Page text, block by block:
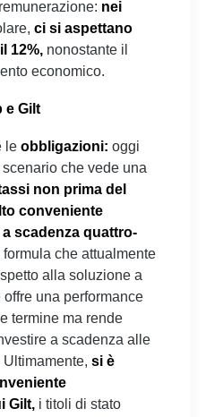
nei
ci si aspettano
12%, nonostante il
economico.
e Gilt
le obbligazioni: oggi
che vede una
non prima del
conveniente
scadenza quattro-
formula che attualmente
alla soluzione a
una performance
termine ma rende
a scadenza alle
si è
Gilt, i titoli di stato